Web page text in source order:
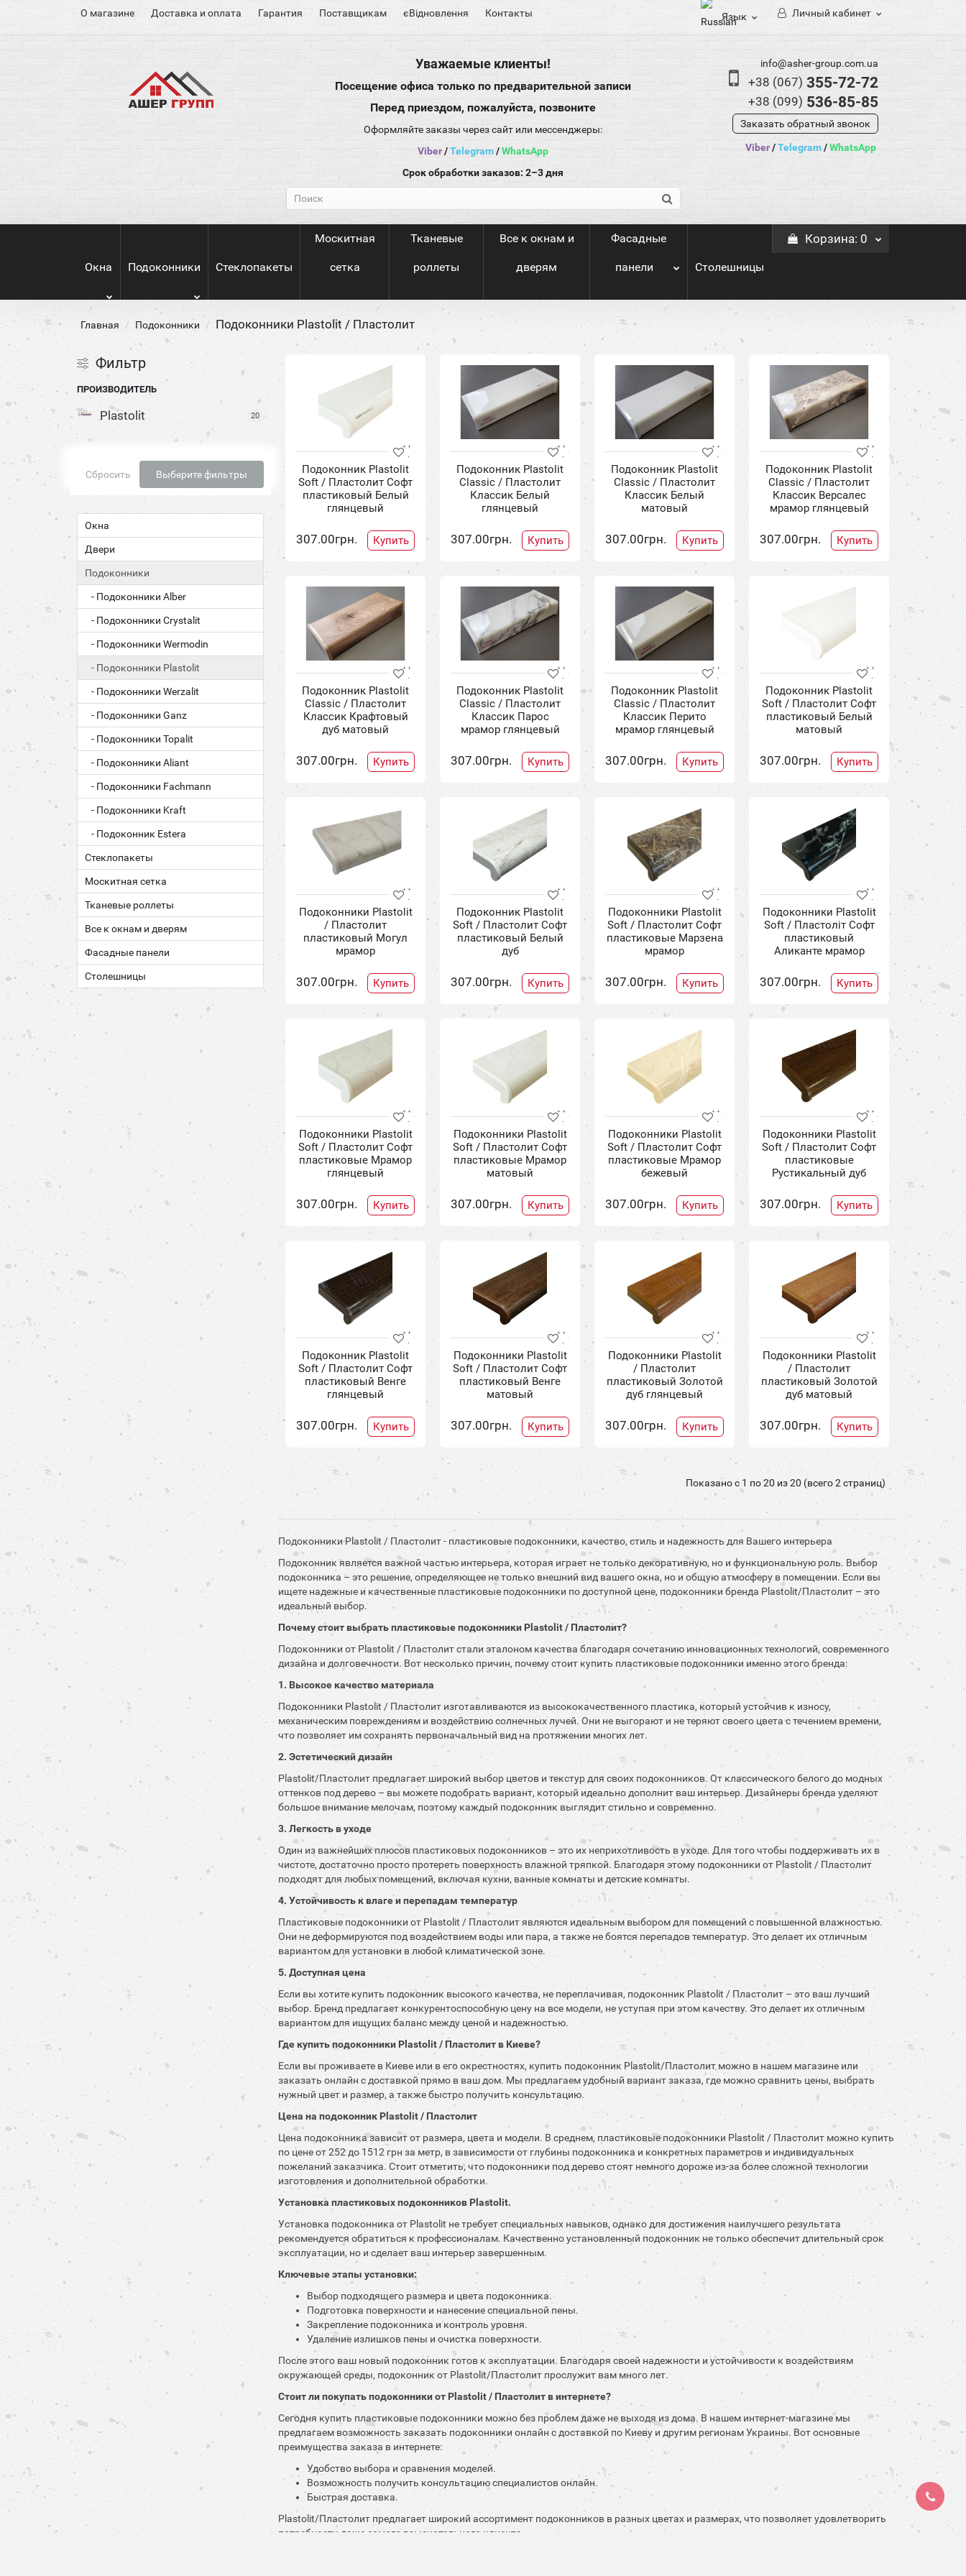
О магазине Доставка и оплата Гарантия Поставщикам єВідновлення Контакты Язык Личный кабинет
Уважаемые клиенты!
Посещение офиса только по предварительной записи
Перед приездом, пожалуйста, позвоните
Оформляйте заказы через сайт или мессенджеры:
Viber/Telegram/WhatsApp
Срок обработки заказов: 2–3 дня
info@asher-group.com.ua
+38 (067) 355-72-72
+38 (099) 536-85-85
Заказать обратный звонок
Viber/Telegram/WhatsApp
Окна Подоконники Стеклопакеты
Москитная
сетка
Тканевые
роллеты
Все к окнам и
дверям
Фасадные
панели Столешницы
Корзина: 0
Главная Подоконники Подоконники Plastolit / Пластолит
Фильтр
ПРОИЗВОДИТЕЛЬ
Plastolit 20
Сбросить Выберите фильтры
Окна
Двери
Подоконники
- Подоконники Alber
- Подоконники Crystalit
- Подоконники Wermodin
- Подоконники Plastolit
- Подоконники Werzalit
- Подоконники Ganz
- Подоконники Topalit
- Подоконники Aliant
- Подоконники Fachmann
- Подоконники Kraft
- Подоконник Estera
Стеклопакеты
Москитная сетка
Тканевые роллеты
Все к окнам и дверям
Фасадные панели
Столешницы
Подоконник Plastolit
Soft / Пластолит Софт
пластиковый Белый
глянцевый
307.00грн. Купить
Подоконник Plastolit
Classic / Пластолит
Классик Белый
глянцевый
307.00грн. Купить
Подоконник Plastolit
Classic / Пластолит
Классик Белый
матовый
307.00грн. Купить
Подоконник Plastolit
Classic / Пластолит
Классик Версалес
мрамор глянцевый
307.00грн. Купить
Подоконник Plastolit
Classic / Пластолит
Классик Крафтовый
дуб матовый
307.00грн. Купить
Подоконник Plastolit
Classic / Пластолит
Классик Парос
мрамор глянцевый
307.00грн. Купить
Подоконник Plastolit
Classic / Пластолит
Классик Перито
мрамор глянцевый
307.00грн. Купить
Подоконник Plastolit
Soft / Пластолит Софт
пластиковый Белый
матовый
307.00грн. Купить
Подоконники Plastolit
/ Пластолит
пластиковый Могул
мрамор
307.00грн. Купить
Подоконник Plastolit
Soft / Пластолит Софт
пластиковый Белый
дуб
307.00грн. Купить
Подоконники Plastolit
Soft / Пластолит Софт
пластиковые Марзена
мрамор
307.00грн. Купить
Подоконники Plastolit
Soft / Пластоліт Софт
пластиковый
Аликанте мрамор
307.00грн. Купить
Подоконники Plastolit
Soft / Пластолит Софт
пластиковые Мрамор
глянцевый
307.00грн. Купить
Подоконники Plastolit
Soft / Пластолит Софт
пластиковые Мрамор
матовый
307.00грн. Купить
Подоконники Plastolit
Soft / Пластолит Софт
пластиковые Мрамор
бежевый
307.00грн. Купить
Подоконники Plastolit
Soft / Пластолит Софт
пластиковые
Рустикальный дуб
307.00грн. Купить
Подоконник Plastolit
Soft / Пластолит Софт
пластиковый Венге
глянцевый
307.00грн. Купить
Подоконники Plastolit
Soft / Пластолит Софт
пластиковый Венге
матовый
307.00грн. Купить
Подоконники Plastolit
/ Пластолит
пластиковый Золотой
дуб глянцевый
307.00грн. Купить
Подоконники Plastolit
/ Пластолит
пластиковый Золотой
дуб матовый
307.00грн. Купить
Показано с 1 по 20 из 20 (всего 2 страниц)
Подоконники Plastolit / Пластолит - пластиковые подоконники, качество, стиль и надежность для Вашего интерьера
Подоконник является важной частью интерьера, которая играет не только декоративную, но и функциональную роль. Выбор
подоконника – это решение, определяющее не только внешний вид вашего окна, но и общую атмосферу в помещении. Если вы
ищете надежные и качественные пластиковые подоконники по доступной цене, подоконники бренда Plastolit/Пластолит – это
идеальный выбор.
Почему стоит выбрать пластиковые подоконники Plastolit / Пластолит?
Подоконники от Plastolit / Пластолит стали эталоном качества благодаря сочетанию инновационных технологий, современного
дизайна и долговечности. Вот несколько причин, почему стоит купить пластиковые подоконники именно этого бренда:
1. Высокое качество материала
Подоконники Plastolit / Пластолит изготавливаются из высококачественного пластика, который устойчив к износу,
механическим повреждениям и воздействию солнечных лучей. Они не выгорают и не теряют своего цвета с течением времени,
что позволяет им сохранять первоначальный вид на протяжении многих лет.
2. Эстетический дизайн
Plastolit/Пластолит предлагает широкий выбор цветов и текстур для своих подоконников. От классического белого до модных
оттенков под дерево – вы можете подобрать вариант, который идеально дополнит ваш интерьер. Дизайнеры бренда уделяют
большое внимание мелочам, поэтому каждый подоконник выглядит стильно и современно.
3. Легкость в уходе
Один из важнейших плюсов пластиковых подоконников – это их неприхотливость в уходе. Для того чтобы поддерживать их в
чистоте, достаточно просто протереть поверхность влажной тряпкой. Благодаря этому подоконники от Plastolit / Пластолит
подходят для любых помещений, включая кухни, ванные комнаты и детские комнаты.
4. Устойчивость к влаге и перепадам температур
Пластиковые подоконники от Plastolit / Пластолит являются идеальным выбором для помещений с повышенной влажностью.
Они не деформируются под воздействием воды или пара, а также не боятся перепадов температур. Это делает их отличным
вариантом для установки в любой климатической зоне.
5. Доступная цена
Если вы хотите купить подоконник высокого качества, не переплачивая, подоконник Plastolit / Пластолит – это ваш лучший
выбор. Бренд предлагает конкурентоспособную цену на все модели, не уступая при этом качеству. Это делает их отличным
вариантом для ищущих баланс между ценой и надежностью.
Где купить подоконники Plastolit / Пластолит в Киеве?
Если вы проживаете в Киеве или в его окрестностях, купить подоконник Plastolit/Пластолит можно в нашем магазине или
заказать онлайн с доставкой прямо в ваш дом. Мы предлагаем удобный вариант заказа, где можно сравнить цены, выбрать
нужный цвет и размер, а также быстро получить консультацию.
Цена на подоконник Plastolit / Пластолит
Цена подоконника зависит от размера, цвета и модели. В среднем, пластиковые подоконники Plastolit / Пластолит можно купить
по цене от 252 до 1512 грн за метр, в зависимости от глубины подоконника и конкретных параметров и индивидуальных
пожеланий заказчика. Стоит отметить, что подоконники под дерево стоят немного дороже из-за более сложной технологии
изготовления и дополнительной обработки.
Установка пластиковых подоконников Plastolit.
Установка подоконника от Plastolit не требует специальных навыков, однако для достижения наилучшего результата
рекомендуется обратиться к профессионалам. Качественно установленный подоконник не только обеспечит длительный срок
эксплуатации, но и сделает ваш интерьер завершенным.
Ключевые этапы установки:
Выбор подходящего размера и цвета подоконника.
Подготовка поверхности и нанесение специальной пены.
Закрепление подоконника и контроль уровня.
Удаление излишков пены и очистка поверхности.
После этого ваш новый подоконник готов к эксплуатации. Благодаря своей надежности и устойчивости к воздействиям
окружающей среды, подоконник от Plastolit/Пластолит прослужит вам много лет.
Стоит ли покупать подоконники от Plastolit / Пластолит в интернете?
Сегодня купить пластиковые подоконники можно без проблем даже не выходя из дома. В нашем интернет-магазине мы
предлагаем возможность заказать подоконники онлайн с доставкой по Киеву и другим регионам Украины. Вот основные
преимущества заказа в интернете:
Удобство выбора и сравнения моделей.
Возможность получить консультацию специалистов онлайн.
Быстрая доставка.
Plastolit/Пластолит предлагает широкий ассортимент подоконников в разных цветах и ​​размерах, что позволяет удовлетворить
потребности даже самого взыскательного клиента.